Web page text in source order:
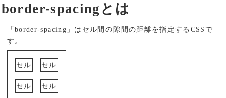
border-spacingとは
「border-spacing」はセル間の隙間の距離を指定するCSSで
す。
セル セル
セル セル